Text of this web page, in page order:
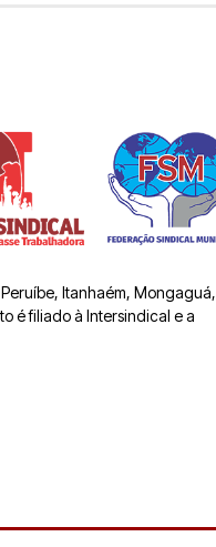
Peruíbe, Itanhaém, Mongaguá,
é filiado à Intersindical e a